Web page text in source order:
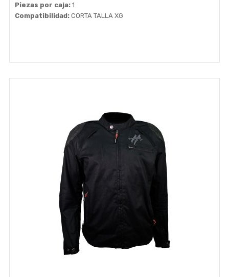
Piezas por caja: 1
Compatibilidad: CORTA TALLA XG